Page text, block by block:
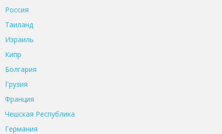
Россия
Таиланд
Израиль
Кипр
Болгария
Грузия
Франция
Чешская Республика
Германия